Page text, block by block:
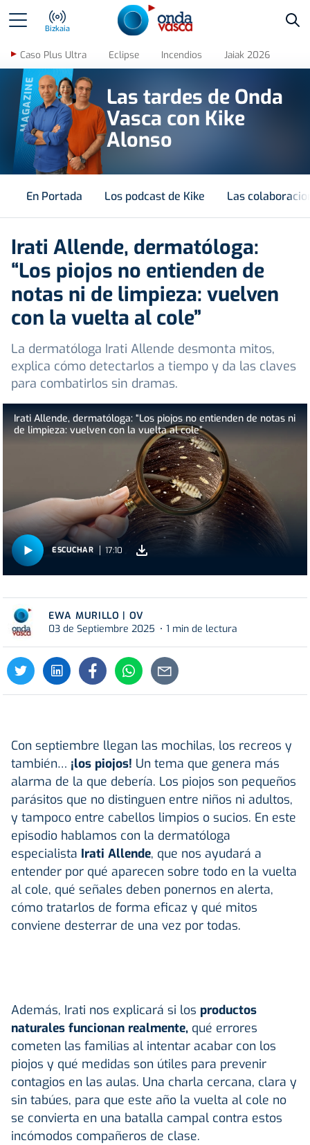
Bizkaia
Caso Plus Ultra Eclipse Incendios Jaiak 2026
MAGAZINE
Las tardes de Onda
Vasca con Kike
Alonso
En Portada Los podcast de Kike Las
Irati Allende, dermatóloga:
“Los piojos no entienden de
notas ni de limpieza: vuelven
con la vuelta al cole”
La dermatóloga Irati Allende desmonta mitos,
explica cómo detectarlos a tiempo y da las claves
para combatirlos sin dramas.
Irati Allende, dermatóloga: “Los piojos no entienden de notas ni
de limpieza: vuelven con la vuelta al cole”
ESCUCHAR 17:10
EWA MURILLO | OV
03 de Septiembre 2025
1 min de lectura
Con septiembre llegan las mochilas, los recreos y
también… ¡los piojos! Un tema que genera más
alarma de la que debería. Los piojos son pequeños
parásitos que no distinguen entre niños ni adultos,
y tampoco entre cabellos limpios o sucios. En este
episodio hablamos con la dermatóloga
especialista Irati Allende, que nos ayudará a
entender por qué aparecen sobre todo en la vuelta
al cole, qué señales deben ponernos en alerta,
cómo tratarlos de forma eficaz y qué mitos
conviene desterrar de una vez por todas.
Además, Irati nos explicará si los productos
naturales funcionan realmente, qué errores
cometen las familias al intentar acabar con los
piojos y qué medidas son útiles para prevenir
contagios en las aulas. Una charla cercana, clara y
sin tabúes, para que este año la vuelta al cole no
se convierta en una batalla campal contra estos
incómodos compañeros de clase.